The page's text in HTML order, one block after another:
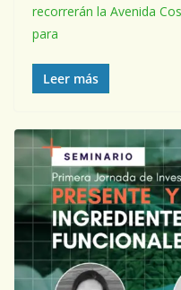
recorrerán la Avenida
para
Leer más